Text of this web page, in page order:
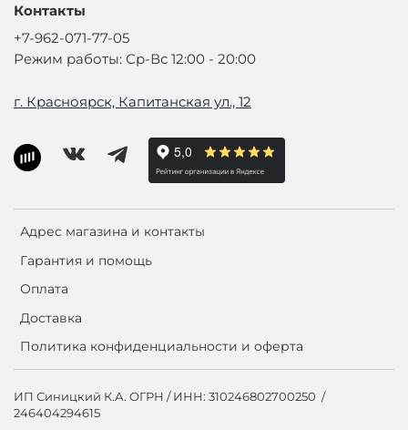
Адрес магазина и контакты
Гарантия и помощь
Оплата
Доставка
Политика конфиденциальности и оферта
Контакты
+7-962-071-77-05
Режим работы: Ср-Вс 12:00 - 20:00
г. Красноярск, Капитанская ул., 12
ИП Синицкий К.А. ОГРН / ИНН: 310246802700250 /
246404294615